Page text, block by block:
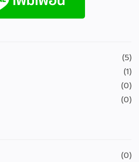
(5)
(1)
(0)
(0)
(0)